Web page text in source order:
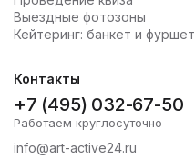
Выездные фотозоны
Кейтеринг: банкет и фуршет
Контакты
+7 (495) 032-67-50
Работаем круглосуточно
info@art-active24.ru